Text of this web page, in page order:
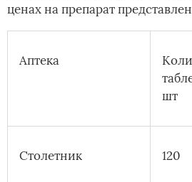
ценах на препарат
Аптека
шт
Столетник 120